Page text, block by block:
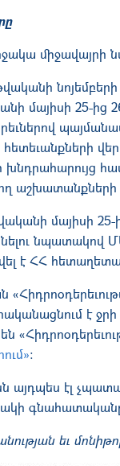
միջավայրի
մայիսի 25-
մայիսի
է ՀՀ
է
։
այդպես էլ
եւ